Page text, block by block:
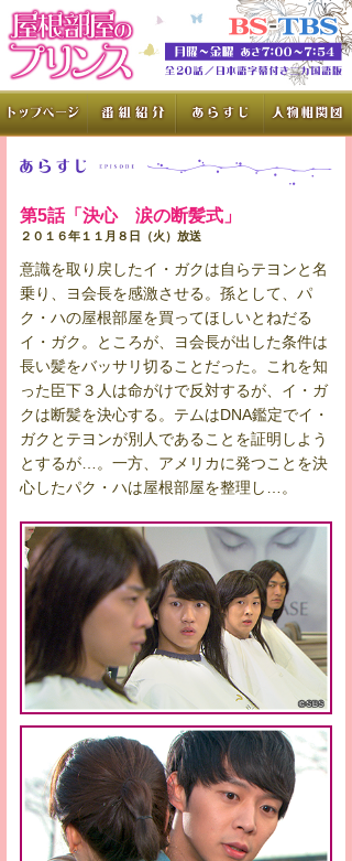
第5話「決心 涙の断髪式」
２０１６年１１月８日（火）放送
意識を取り戻したイ・ガクは自らテヨンと名
乗り、ヨ会長を感激させる。孫として、パ
ク・ハの屋根部屋を買ってほしいとねだる
イ・ガク。ところが、ヨ会長が出した条件は
長い髪をバッサリ切ることだった。これを知
った臣下３人は命がけで反対するが、イ・ガ
クは断髪を決心する。テムはDNA鑑定でイ・
ガクとテヨンが別人であることを証明しよう
とするが…。一方、アメリカに発つことを決
心したパク・ハは屋根部屋を整理し…。